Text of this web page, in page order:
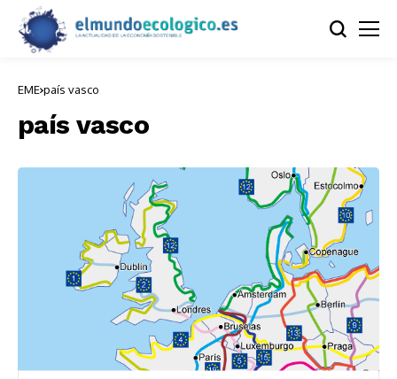
EME país vasco
país vasco